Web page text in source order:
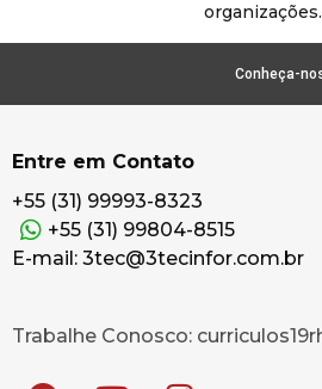
organizações.
Conheça-
Entre em Contato
+55 (31) 99993-8323
+55 (31) 99804-8515
E-mail: 3tec@3tecinfor.com.br
Trabalhe Conosco: